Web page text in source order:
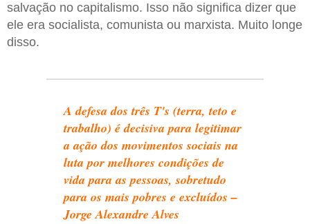
salvação no capitalismo. Isso não significa dizer que
ele era socialista, comunista ou marxista. Muito longe
disso.
A defesa dos três T's (terra, teto e
trabalho) é decisiva para legitimar
a ação dos movimentos sociais na
luta por melhores condições de
vida para as pessoas, sobretudo
para os mais pobres e excluídos –
Jorge Alexandre Alves